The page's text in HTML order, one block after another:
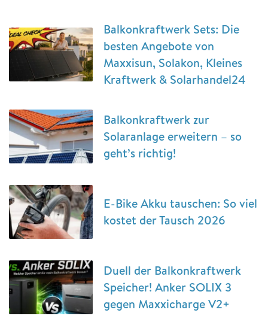
Balkonkraftwerk Sets: Die
besten Angebote von
Maxxisun, Solakon, Kleines
Kraftwerk & Solarhandel24
Balkonkraftwerk zur
Solaranlage erweitern – so
geht’s richtig!
E-Bike Akku tauschen: So viel
kostet der Tausch 2026
Duell der Balkonkraftwerk
Speicher! Anker SOLIX 3
gegen Maxxicharge V2+